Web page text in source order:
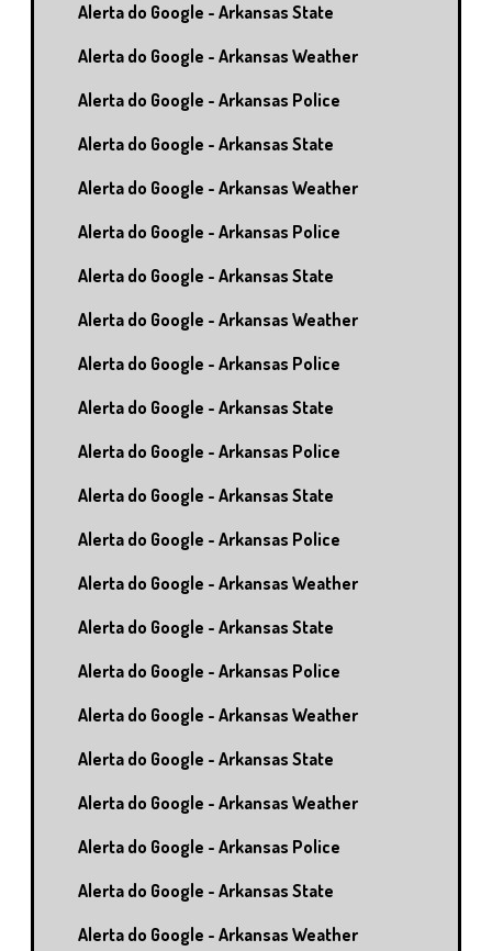
Alerta do Google - Arkansas State
Alerta do Google - Arkansas Weather
Alerta do Google - Arkansas Police
Alerta do Google - Arkansas State
Alerta do Google - Arkansas Weather
Alerta do Google - Arkansas Police
Alerta do Google - Arkansas State
Alerta do Google - Arkansas Weather
Alerta do Google - Arkansas Police
Alerta do Google - Arkansas State
Alerta do Google - Arkansas Police
Alerta do Google - Arkansas State
Alerta do Google - Arkansas Police
Alerta do Google - Arkansas Weather
Alerta do Google - Arkansas State
Alerta do Google - Arkansas Police
Alerta do Google - Arkansas Weather
Alerta do Google - Arkansas State
Alerta do Google - Arkansas Weather
Alerta do Google - Arkansas Police
Alerta do Google - Arkansas State
Alerta do Google - Arkansas Weather